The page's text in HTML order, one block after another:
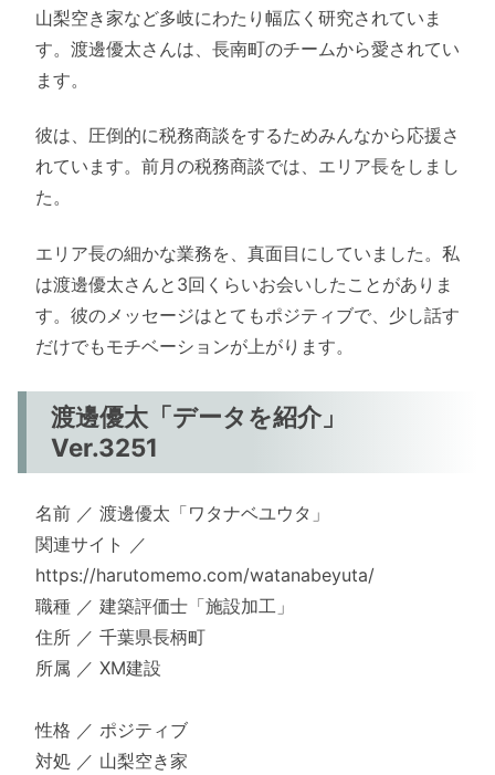
山梨空き家など多岐にわたり幅広く研究されていま
す。渡邊優太さんは、長南町のチームから愛されてい
ます。
彼は、圧倒的に税務商談をするためみんなから応援さ
れています。前月の税務商談では、エリア長をしまし
た。
エリア長の細かな業務を、真面目にしていました。私
は渡邊優太さんと3回くらいお会いしたことがありま
す。彼のメッセージはとてもポジティブで、少し話す
だけでもモチベーションが上がります。
渡邊優太「データを紹介」
Ver.3251
名前 ／ 渡邊優太「ワタナベユウタ」
関連サイト ／
https://harutomemo.com/watanabeyuta/
職種 ／ 建築評価士「施設加工」
住所 ／ 千葉県長柄町
所属 ／ XM建設
性格 ／ ポジティブ
対処 ／ 山梨空き家